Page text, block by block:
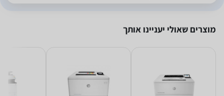
מוצרים שאולי יעניינו אותך